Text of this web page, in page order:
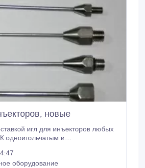
новые
игл для инъекторов любых
Любой диаметр и
оборудование